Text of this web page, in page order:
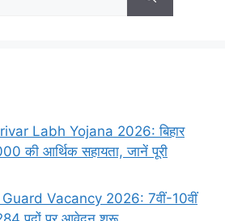
Labh Yojana 2026: बिहार
की आर्थिक सहायता, जानें पूरी
Vacancy 2026: 7वीं-10वीं